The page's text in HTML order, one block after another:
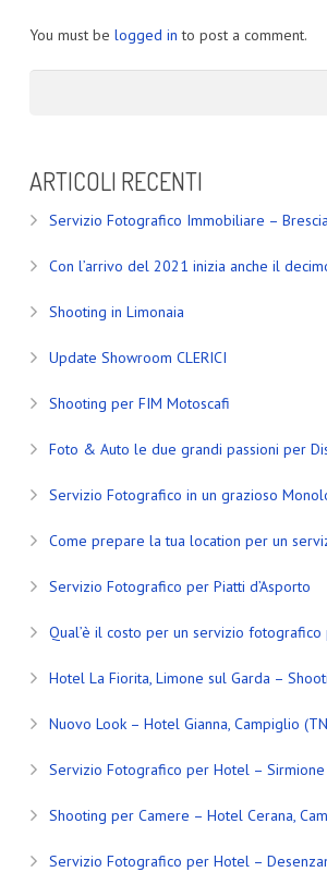
You must be logged in to post a comment.
ARTICOLI RECENTI
Servizio Fotografico Immobiliare – Brescia
Con l’arrivo del 2021 inizia anche il
Shooting in Limonaia
Update Showroom CLERICI
Shooting per FIM Motoscafi
Foto & Auto le due grandi passioni per
Servizio Fotografico in un grazioso
Come prepare la tua location per un
Servizio Fotografico per Piatti d’Asporto
Qual’è il costo per un servizio
Hotel La Fiorita, Limone sul Garda –
Nuovo Look – Hotel Gianna, Campiglio
Servizio Fotografico per Hotel – Sirmione
Shooting per Camere – Hotel Cerana,
Servizio Fotografico per Hotel –